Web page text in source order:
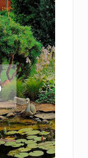
de vos
création
nous
les
pour le